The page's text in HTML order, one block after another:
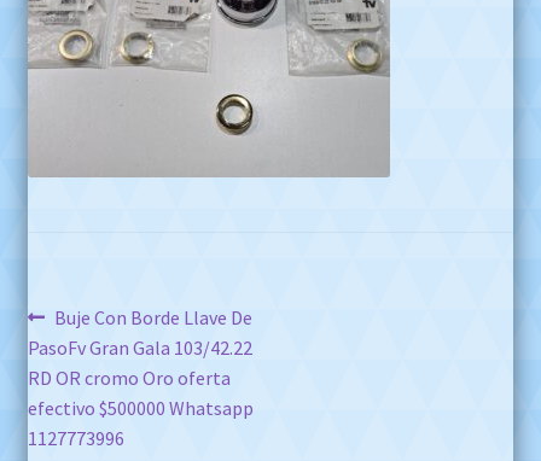
Navegación
de
entradas
Anterior:
Buje Con Borde Llave De
PasoFv Gran Gala 103/42.22
RD OR cromo Oro oferta
efectivo $500000 Whatsapp
1127773996